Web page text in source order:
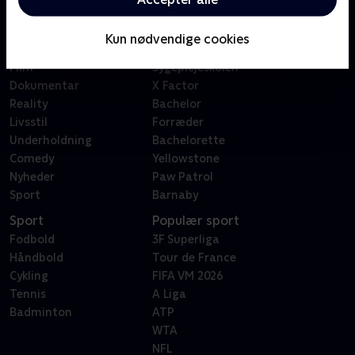
Kun nødvendige cookies
Kategorier
Film
Dokumentar
Reality
Livsstil
Underholdning
Comedy
Nyheder
Sport
Badehotellet
Sygeplejeskolen
X Factor
Bachelor
Forræder
Bachelorette
Yellowstone
Paw Patrol
Barnaby
Sport
Fodbold
Håndbold
Cykling
Tennis
Badminton
Populær sport
3F Superliga
Tour de France
FIFA VM 2026
A Liga
ATP
WTA
NFL